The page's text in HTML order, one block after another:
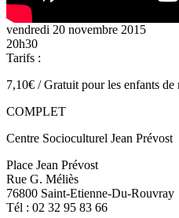
vendredi 20 novembre 2015
20h30
Tarifs :
7,10€ / Gratuit pour les enfants de
COMPLET
Centre Socioculturel Jean Prévost
Place Jean Prévost
Rue G. Méliès
76800 Saint-Etienne-Du-Rouvray
Tél : 02 32 95 83 66